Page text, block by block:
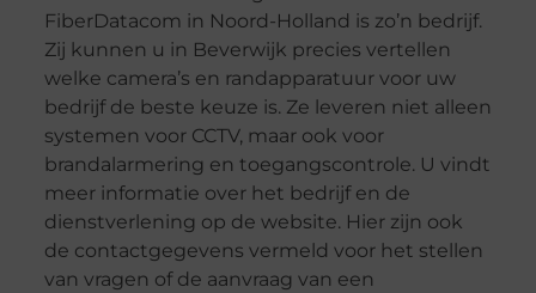
FiberDatacom in Noord-Holland is zo’n bedrijf.
Zij kunnen u in Beverwijk precies vertellen
welke camera’s en randapparatuur voor uw
bedrijf de beste keuze is. Ze leveren niet alleen
systemen voor CCTV, maar ook voor
brandalarmering en toegangscontrole. U vindt
meer informatie over het bedrijf en de
dienstverlening op de website. Hier zijn ook
de contactgegevens vermeld voor het stellen
van vragen of de aanvraag van een